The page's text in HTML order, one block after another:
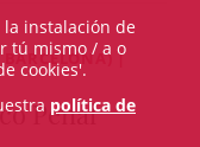
BARCELONA) |
Penal
la instalación de
tú mismo / a o
cookies'.
política de